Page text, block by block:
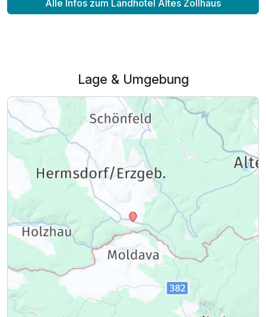
Alle Infos zum Landhotel Altes Zollhaus
Lage & Umgebung